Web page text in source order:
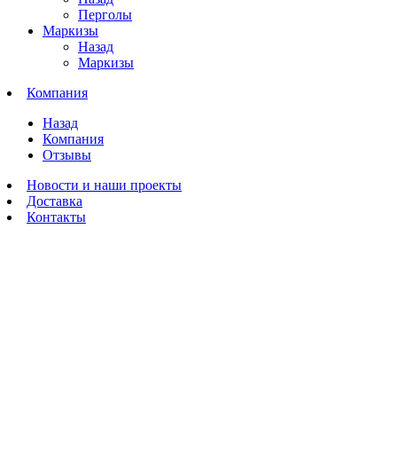
Перголы
Маркизы
Назад
Маркизы
Компания
Назад
Компания
Отзывы
Новости и наши проекты
Доставка
Контакты